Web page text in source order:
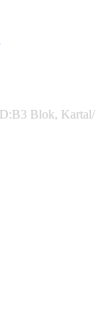
Blok, Kartal/